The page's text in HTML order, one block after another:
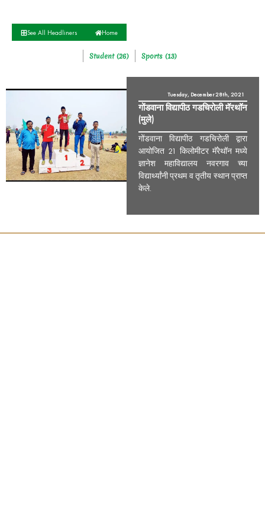
See All Headliners Home
Student (26) Sports (13)
Tuesday, December 28th, 2021
गोंडवाना विद्यापीठ गडचिरोली मॅरथॉन
(मुले)
गोंडवाना विद्यापीठ गडचिरोली द्वारा
आयोजित 21 किलोमीटर मॅरेथॉन मध्ये
ज्ञानेश महाविद्यालय नवरगाव च्या
विद्यार्थ्यांनी प्रथम व तृतीय स्थान प्राप्त
केले.